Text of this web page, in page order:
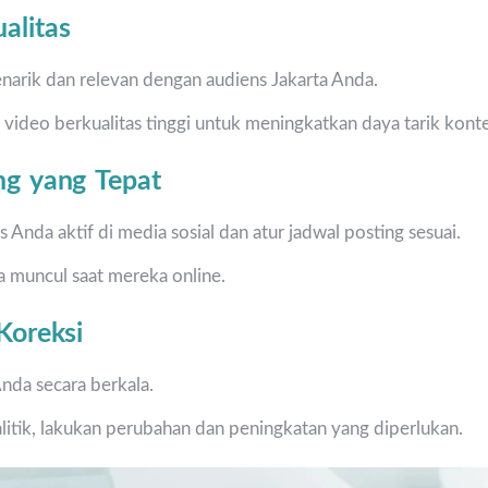
dan relevan dengan audiens Jakarta Anda.
video berkualitas tinggi untuk meningkatkan daya tarik
yang Tepat
Anda aktif di media sosial dan atur jadwal posting sesuai.
muncul saat mereka online.
secara berkala.
lakukan perubahan dan peningkatan yang diperlukan.